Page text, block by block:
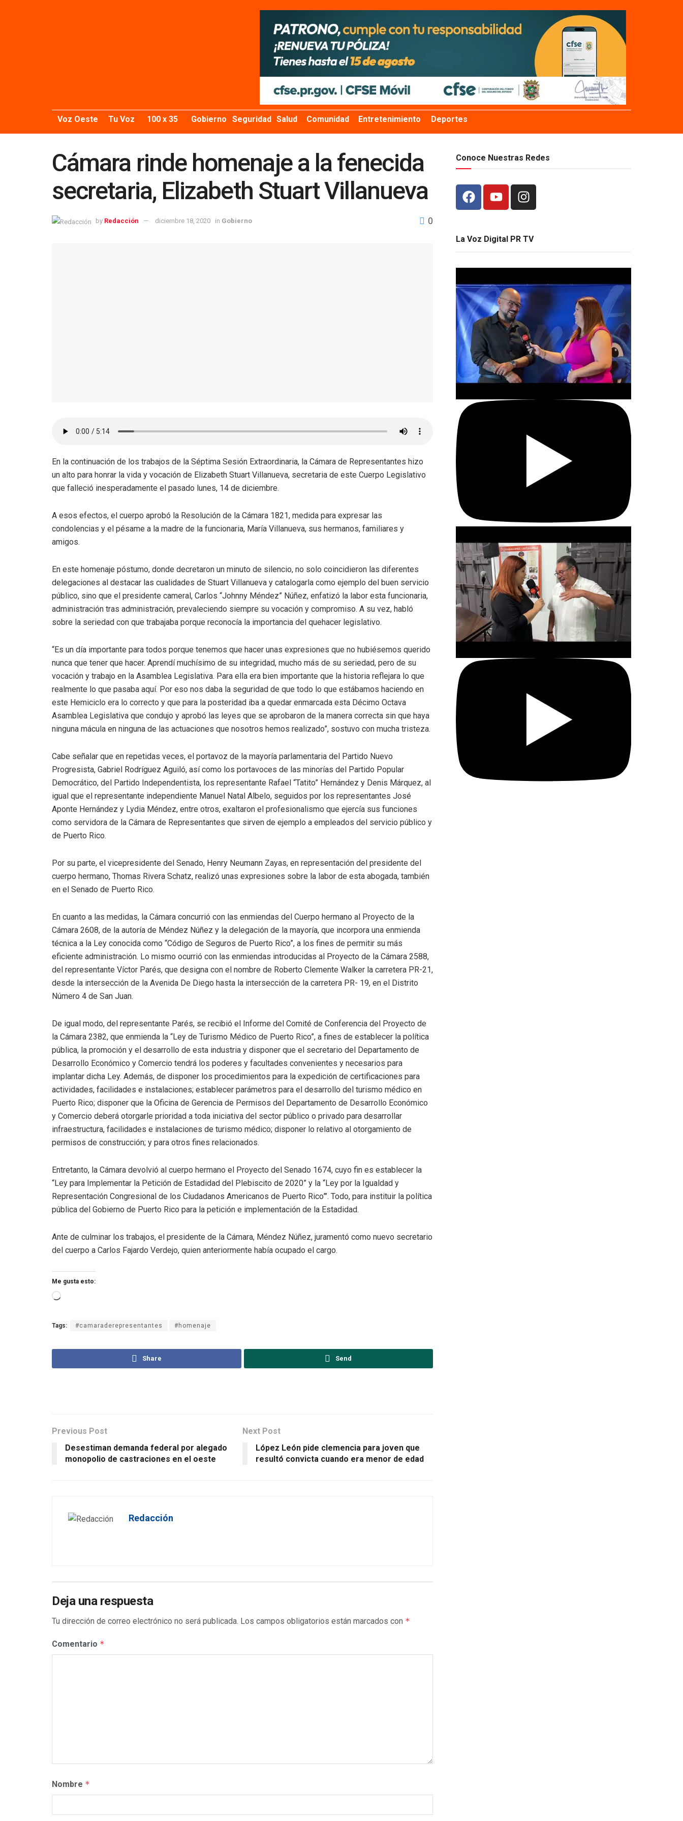
Voz Oeste Tu Voz 100 x 35 Gobierno Seguridad Salud Comunidad Entretenimiento Deportes
Cámara rinde homenaje a la fenecida
secretaria, Elizabeth Stuart Villanueva
by Redacción diciembre 18, 2020 in Gobierno 0
En la continuación de los trabajos de la Séptima Sesión Extraordinaria, la Cámara de Representantes hizo
un alto para honrar la vida y vocación de Elizabeth Stuart Villanueva, secretaria de este Cuerpo Legislativo
que falleció inesperadamente el pasado lunes, 14 de diciembre.
A esos efectos, el cuerpo aprobó la Resolución de la Cámara 1821, medida para expresar las
condolencias y el pésame a la madre de la funcionaria, María Villanueva, sus hermanos, familiares y
amigos.
En este homenaje póstumo, donde decretaron un minuto de silencio, no solo coincidieron las diferentes
delegaciones al destacar las cualidades de Stuart Villanueva y catalogarla como ejemplo del buen servicio
público, sino que el presidente cameral, Carlos “Johnny Méndez” Núñez, enfatizó la labor esta funcionaria,
administración tras administración, prevaleciendo siempre su vocación y compromiso. A su vez, habló
sobre la seriedad con que trabajaba porque reconocía la importancia del quehacer legislativo.
“Es un día importante para todos porque tenemos que hacer unas expresiones que no hubiésemos querido
nunca que tener que hacer. Aprendí muchísimo de su integridad, mucho más de su seriedad, pero de su
vocación y trabajo en la Asamblea Legislativa. Para ella era bien importante que la historia reflejara lo que
realmente lo que pasaba aquí. Por eso nos daba la seguridad de que todo lo que estábamos haciendo en
este Hemiciclo era lo correcto y que para la posteridad iba a quedar enmarcada esta Décimo Octava
Asamblea Legislativa que condujo y aprobó las leyes que se aprobaron de la manera correcta sin que haya
ninguna mácula en ninguna de las actuaciones que nosotros hemos realizado”, sostuvo con mucha tristeza.
Cabe señalar que en repetidas veces, el portavoz de la mayoría parlamentaria del Partido Nuevo
Progresista, Gabriel Rodríguez Aguiló, así como los portavoces de las minorías del Partido Popular
Democrático, del Partido Independentista, los representante Rafael “Tatito” Hernández y Denis Márquez, al
igual que el representante independiente Manuel Natal Albelo, seguidos por los representantes José
Aponte Hernández y Lydia Méndez, entre otros, exaltaron el profesionalismo que ejercía sus funciones
como servidora de la Cámara de Representantes que sirven de ejemplo a empleados del servicio público y
de Puerto Rico.
Por su parte, el vicepresidente del Senado, Henry Neumann Zayas, en representación del presidente del
cuerpo hermano, Thomas Rivera Schatz, realizó unas expresiones sobre la labor de esta abogada, también
en el Senado de Puerto Rico.
En cuanto a las medidas, la Cámara concurrió con las enmiendas del Cuerpo hermano al Proyecto de la
Cámara 2608, de la autoría de Méndez Núñez y la delegación de la mayoría, que incorpora una enmienda
técnica a la Ley conocida como “Código de Seguros de Puerto Rico”, a los fines de permitir su más
eficiente administración. Lo mismo ocurrió con las enmiendas introducidas al Proyecto de la Cámara 2588,
del representante Víctor Parés, que designa con el nombre de Roberto Clemente Walker la carretera PR-21,
desde la intersección de la Avenida De Diego hasta la intersección de la carretera PR- 19, en el Distrito
Número 4 de San Juan.
De igual modo, del representante Parés, se recibió el Informe del Comité de Conferencia del Proyecto de
la Cámara 2382, que enmienda la “Ley de Turismo Médico de Puerto Rico”, a fines de establecer la política
pública, la promoción y el desarrollo de esta industria y disponer que el secretario del Departamento de
Desarrollo Económico y Comercio tendrá los poderes y facultades convenientes y necesarios para
implantar dicha Ley. Además, de disponer los procedimientos para la expedición de certificaciones para
actividades, facilidades e instalaciones; establecer parámetros para el desarrollo del turismo médico en
Puerto Rico; disponer que la Oficina de Gerencia de Permisos del Departamento de Desarrollo Económico
y Comercio deberá otorgarle prioridad a toda iniciativa del sector público o privado para desarrollar
infraestructura, facilidades e instalaciones de turismo médico; disponer lo relativo al otorgamiento de
permisos de construcción; y para otros fines relacionados.
Entretanto, la Cámara devolvió al cuerpo hermano el Proyecto del Senado 1674, cuyo fin es establecer la
“Ley para Implementar la Petición de Estadidad del Plebiscito de 2020” y la “Ley por la Igualdad y
Representación Congresional de los Ciudadanos Americanos de Puerto Rico”’. Todo, para instituir la política
pública del Gobierno de Puerto Rico para la petición e implementación de la Estadidad.
Ante de culminar los trabajos, el presidente de la Cámara, Méndez Núñez, juramentó como nuevo secretario
del cuerpo a Carlos Fajardo Verdejo, quien anteriormente había ocupado el cargo.
Me gusta esto:
Tags: #camaraderepresentantes #homenaje
Share Send
Previous Post
Desestiman demanda federal por alegado
monopolio de castraciones en el oeste
Next Post
López León pide clemencia para joven que
resultó convicta cuando era menor de edad
Redacción
Deja una respuesta
Tu dirección de correo electrónico no será publicada. Los campos obligatorios están marcados con *
Comentario *
Nombre *
Conoce Nuestras Redes
La Voz Digital PR TV